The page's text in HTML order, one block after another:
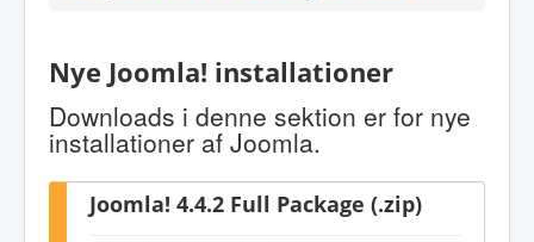
Nye Joomla! installationer
Downloads i denne sektion er for nye
installationer af Joomla.
Joomla! 4.4.2 Full Package (.zip)